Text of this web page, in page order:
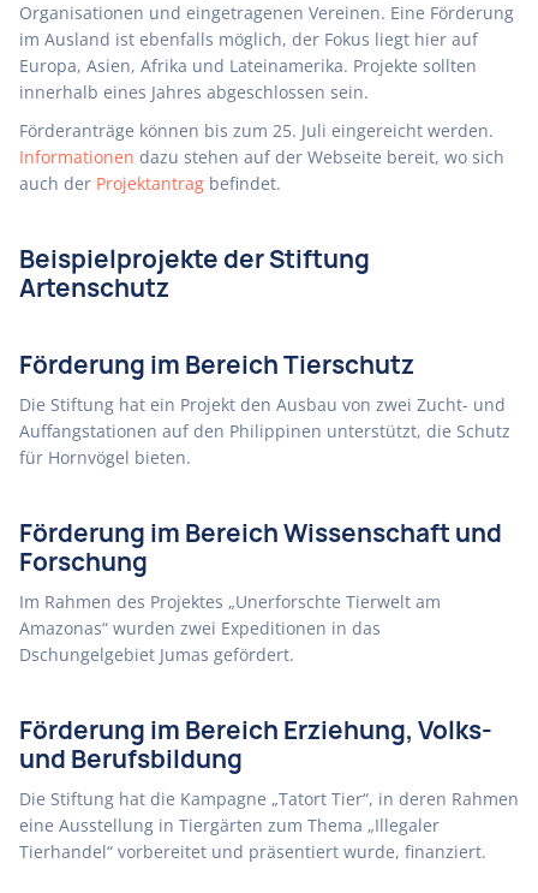
Organisationen und eingetragenen Vereinen. Eine Förderung
im Ausland ist ebenfalls möglich, der Fokus liegt hier auf
Europa, Asien, Afrika und Lateinamerika. Projekte sollten
innerhalb eines Jahres abgeschlossen sein.
Förderanträge können bis zum 25. Juli eingereicht werden.
Informationen dazu stehen auf der Webseite bereit, wo sich
auch der Projektantrag befindet.
Beispielprojekte der Stiftung
Artenschutz
Förderung im Bereich Tierschutz
Die Stiftung hat ein Projekt den Ausbau von zwei Zucht- und
Auffangstationen auf den Philippinen unterstützt, die Schutz
für Hornvögel bieten.
Förderung im Bereich Wissenschaft und
Forschung
Im Rahmen des Projektes „Unerforschte Tierwelt am
Amazonas“ wurden zwei Expeditionen in das
Dschungelgebiet Jumas gefördert.
Förderung im Bereich Erziehung, Volks-
und Berufsbildung
Die Stiftung hat die Kampagne „Tatort Tier“, in deren Rahmen
eine Ausstellung in Tiergärten zum Thema „Illegaler
Tierhandel“ vorbereitet und präsentiert wurde, finanziert.